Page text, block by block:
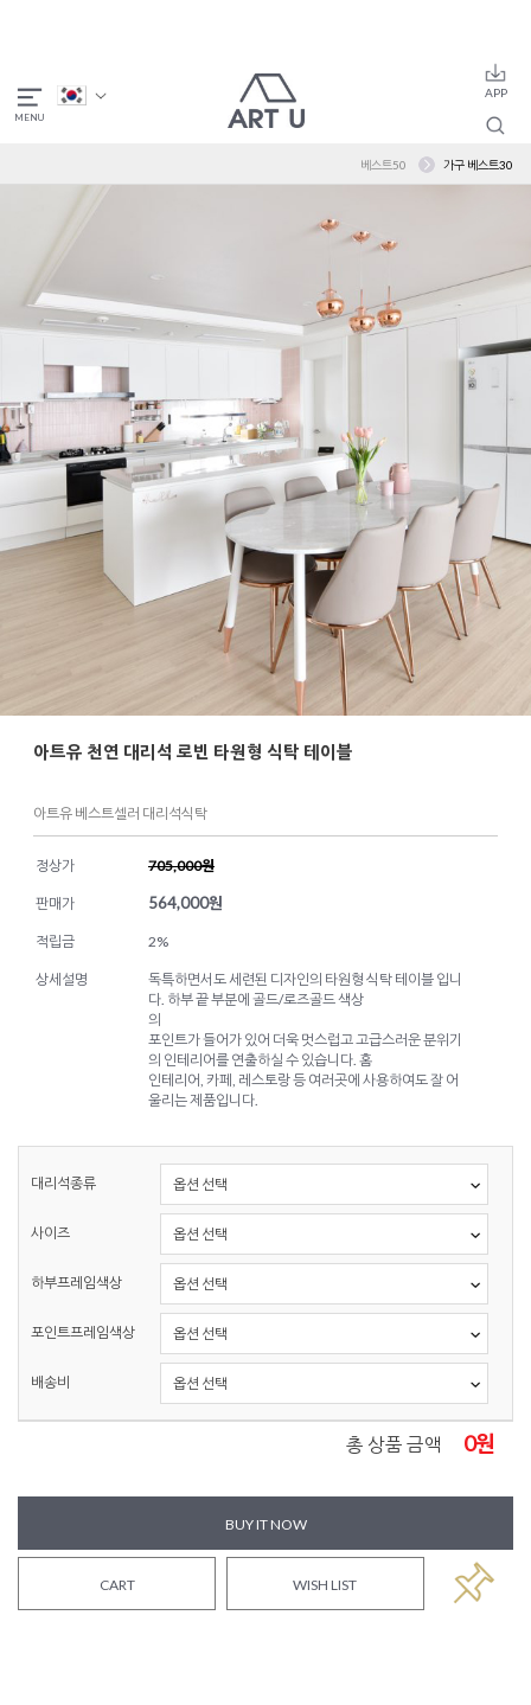
베스트50 가구 베스트30
아트유 천연 대리석 로빈 타원형 식탁 테이블
아트유 베스트셀러 대리석식탁
정상가 705,000원
판매가 564,000원
적립금 2%
상세설명
독특하면서도 세련된 디자인의 타원형 식탁 테이블 입니
다. 하부 끝 부분에 골드/로즈골드 색상
의
포인트가 들어가 있어 더욱 멋스럽고 고급스러운 분위기
의 인테리어를 연출하실 수 있습니다. 홈
인테리어, 카페, 레스토랑 등 여러곳에 사용하여도 잘 어
울리는 제품입니다.
대리석종류
사이즈
하부프레임색상
포인트프레임색상
배송비
총 상품 금액 0원
BUY IT NOW
CART WISH LIST